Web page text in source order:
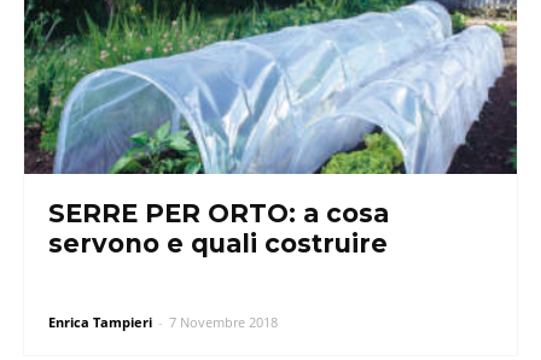
SERRE PER ORTO: a cosa
servono e quali costruire
Enrica Tampieri - 7 Novembre 2018